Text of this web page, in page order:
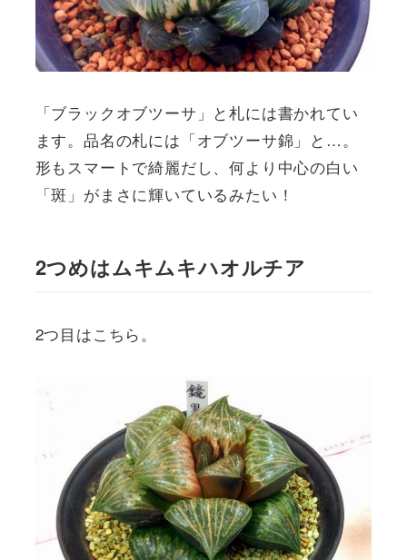
「ブラックオブツーサ」と札には書かれてい
ます。品名の札には「オブツーサ錦」と…。
形もスマートで綺麗だし、何より中心の白い
「斑」がまさに輝いているみたい！
2つめはムキムキハオルチア
2つ目はこちら。